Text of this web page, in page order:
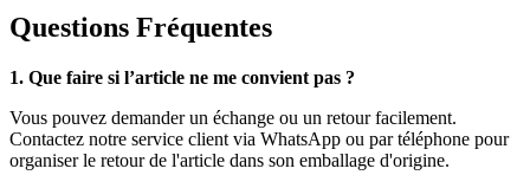
Questions Fréquentes
1. Que faire si l’article ne me convient pas ?
Vous pouvez demander un échange ou un retour facilement.
Contactez notre service client via WhatsApp ou par téléphone pour
organiser le retour de l'article dans son emballage d'origine.